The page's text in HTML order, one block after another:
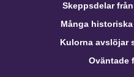
Skeppsdelar
Många
Kulorna avslöjar
Oväntade